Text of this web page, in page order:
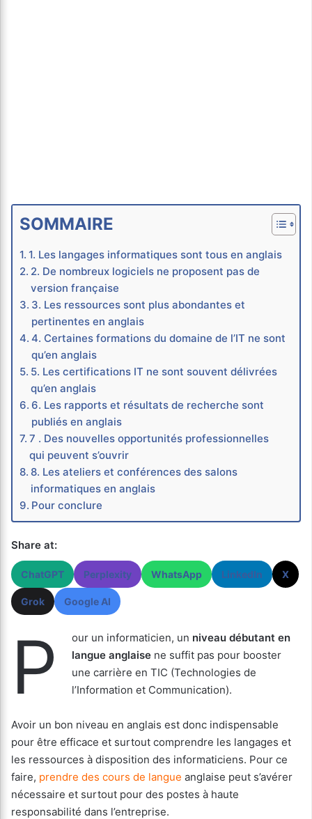
SOMMAIRE
1. Les langages informatiques sont tous en anglais
2. De nombreux logiciels ne proposent pas de
version française
3. Les ressources sont plus abondantes et
pertinentes en anglais
4. Certaines formations du domaine de l’IT ne sont
qu’en anglais
5. Les certifications IT ne sont souvent délivrées
qu’en anglais
6. Les rapports et résultats de recherche sont
publiés en anglais
7 . Des nouvelles opportunités professionnelles
qui peuvent s’ouvrir
8. Les ateliers et conférences des salons
informatiques en anglais
Pour conclure
Share at:
ChatGPT Perplexity WhatsApp LinkedIn X
Grok Google AI
P our un informaticien, un niveau débutant en
langue anglaise ne suffit pas pour booster
une carrière en TIC (Technologies de
l’Information et Communication).
Avoir un bon niveau en anglais est donc indispensable
pour être efficace et surtout comprendre les langages et
les ressources à disposition des informaticiens. Pour ce
faire, prendre des cours de langue anglaise peut s’avérer
nécessaire et surtout pour des postes à haute
responsabilité dans l’entreprise.